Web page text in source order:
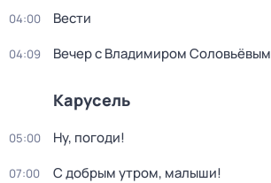
04:00 Вести
04:09 Вечер с Владимиром Соловьёвым
Карусель
05:00 Ну, погоди!
07:00 С добрым утром, малыши!